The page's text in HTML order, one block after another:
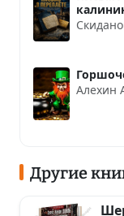
Алехин
Другие